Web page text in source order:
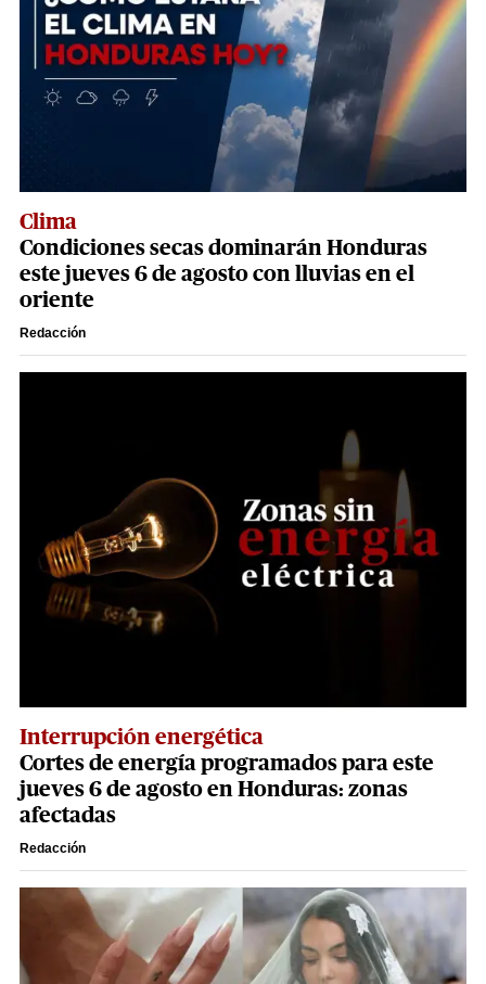
Clima
Condiciones secas dominarán Honduras
este jueves 6 de agosto con lluvias en el
oriente
Redacción
Interrupción energética
Cortes de energía programados para este
jueves 6 de agosto en Honduras: zonas
afectadas
Redacción